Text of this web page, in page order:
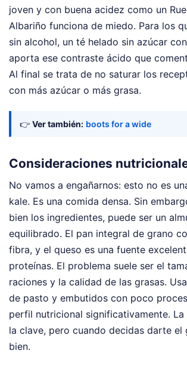
joven y con buena acidez como un
Albariño funciona de miedo. Para los
sin alcohol, un té helado sin azúcar
aporta ese contraste ácido que
Al final se trata de no saturar los
con más azúcar o más grasa.
👉 Ver también: boots for a wide
Consideraciones
No vamos a engañarnos: esto no es
kale. Es una comida densa. Sin
bien los ingredientes, puede ser un
equilibrado. El pan integral de grano
fibra, y el queso es una fuente
proteínas. El problema suele ser el
raciones y la calidad de las grasas.
de pasto y embutidos con poco
perfil nutricional significativamente. La
la clave, pero cuando decidas darte el
bien.